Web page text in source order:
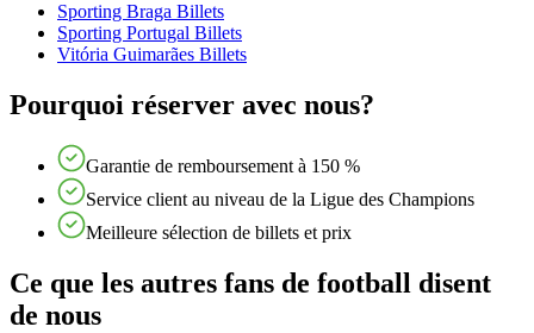
Sporting Braga Billets
Sporting Portugal Billets
Vitória Guimarães Billets
Pourquoi réserver avec nous?
Garantie de remboursement à 150 %
Service client au niveau de la Ligue des Champions
Meilleure sélection de billets et prix
Ce que les autres fans de football disent
de nous